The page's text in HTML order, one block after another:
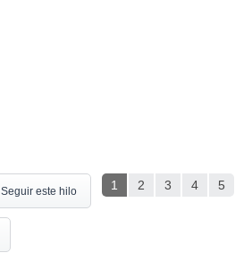
1 2 3 4 5
Seguir este hilo